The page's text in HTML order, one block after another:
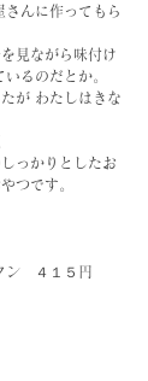
さんに作ってもら
見ながら味付け
るのだとか。
が わたしはきな
っかりとしたお
つです。
　４１５円